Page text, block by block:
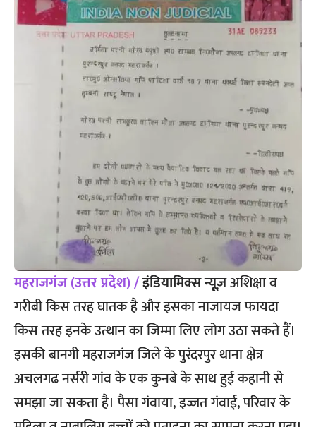
महराजगंज (उत्तर प्रदेश) /इंडियामिक्स न्यूज़अशिक्षा व
गरीबी किस तरह घातक है और इसका नाजायज फायदा
किस तरह इनके उत्थान का जिम्मा लिए लोग उठा सकते हैं।
इसकी बानगी महराजगंज जिले के पुरंदरपुर थाना क्षेत्र
अचलगढ नर्सरी गांव के एक कुनबे के साथ हुई कहानी से
समझा जा सकता है। पैसा गंवाया, इज्जत गंवाई, परिवार के